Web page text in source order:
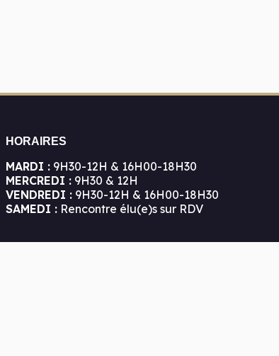
HORAIRES
MARDI :9H30-12H & 16H00-18H30
MERCREDI :9H30 & 12H
VENDREDI :9H30-12H & 16H00-18H30
SAMEDI :Rencontre élu(e)s sur RDV